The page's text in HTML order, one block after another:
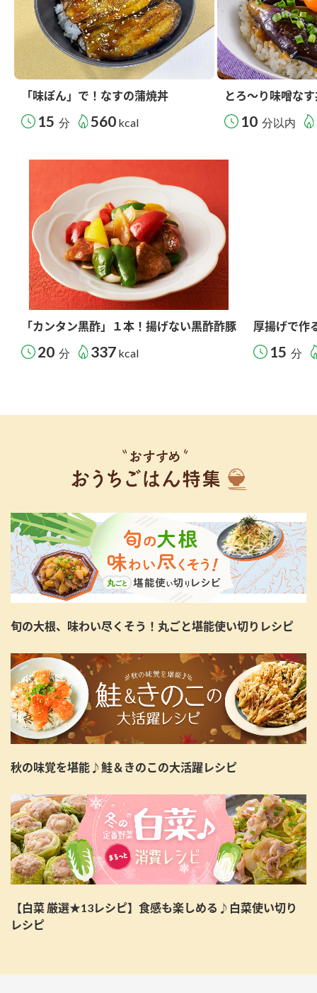
「味ぽん」で！なすの蒲焼丼
15 分 560 kcal
とろ～り味噌な
10 分以内
「カンタン黒酢」１本！揚げない黒酢酢豚
20 分 337 kcal
厚揚げで作
15 分
旬の大根、味わい尽くそう！丸ごと堪能使い切りレシピ
秋の味覚を堪能♪鮭＆きのこの大活躍レシピ
【白菜 厳選★13レシピ】食感も楽しめる♪白菜使い切り
レシピ